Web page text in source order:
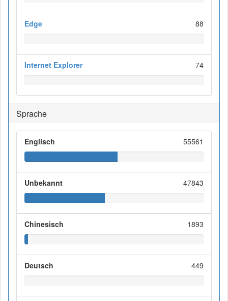
Edge 88
Internet Explorer 74
Sprache
Englisch 55561
Unbekannt 47843
Chinesisch 1893
Deutsch 449